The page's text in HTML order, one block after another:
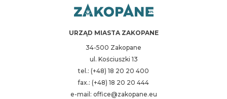
URZĄD MIASTA ZAKOPANE
34-500 Zakopane
ul. Kościuszki 13
tel.: (+48) 18 20 20 400
fax.: (+48) 18 20 20 444
e-mail: office@zakopane.eu